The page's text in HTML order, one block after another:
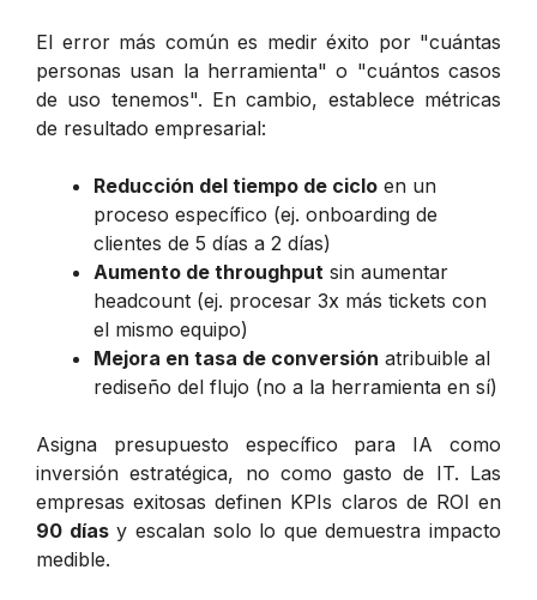
El error más común es medir éxito por "cuántas
personas usan la herramienta" o "cuántos casos
de uso tenemos". En cambio, establece métricas
de resultado empresarial:
Reducción del tiempo de ciclo en un
proceso específico (ej. onboarding de
clientes de 5 días a 2 días)
Aumento de throughput sin aumentar
headcount (ej. procesar 3x más tickets con
el mismo equipo)
Mejora en tasa de conversión atribuible al
rediseño del flujo (no a la herramienta en sí)
Asigna presupuesto específico para IA como
inversión estratégica, no como gasto de IT. Las
empresas exitosas definen KPIs claros de ROI en
90 díasy escalan solo lo que demuestra impacto
medible.